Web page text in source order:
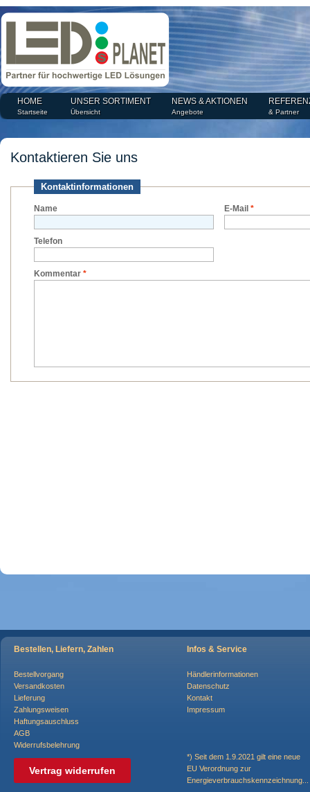
HOME
Startseite
UNSER SORTIMENT
Übersicht
NEWS & AKTIONEN
Angebote & Partner
Kontaktieren Sie uns
Kontaktinformationen
Name *
E-Mail
Telefon
*
Kommentar
Bestellen, Liefern, Zahlen
Bestellvorgang
Versandkosten
Lieferung
Zahlungsweisen
Haftungsauschluss
AGB
Widerrufsbelehrung
Vertrag widerrufen
Infos & Service
Händlerinformationen
Datenschutz
Kontakt
Impressum
*) Seit dem 1.9.2021 gilt eine neue
EU Verordnung zur
Energieverbrauchskennzeichnung...